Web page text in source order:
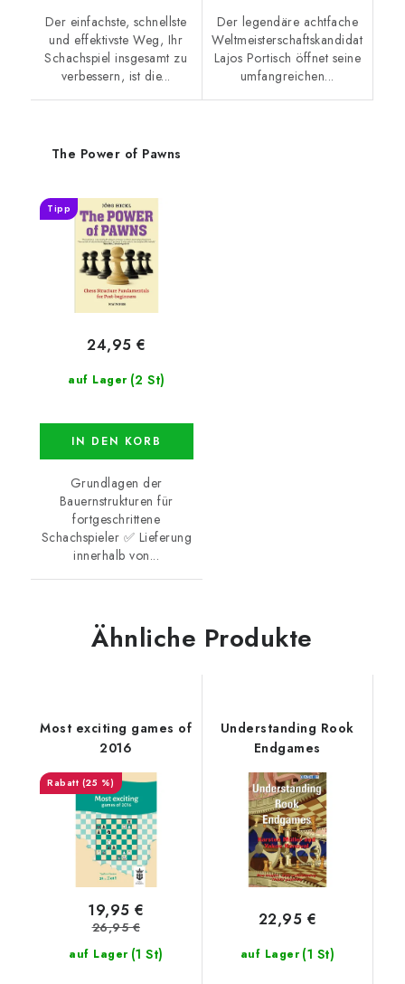
Der einfachste, schnellste
und effektivste Weg, Ihr
Schachspiel insgesamt zu
verbessern, ist die...
Der legendäre achtfache
Weltmeisterschaftskandidat
Lajos Portisch öffnet seine
umfangreichen...
The Power of Pawns
Tipp
auf Lager (2 St)
24,95 €
IN DEN KORB
Grundlagen der
Bauernstrukturen für
fortgeschrittene
Schachspieler ✅ Lieferung
innerhalb von...
Ähnliche Produkte
Most exciting games of
2016
(25 %)
auf Lager (1 St)
19,95 €
26,95 €
Understanding Rook
Endgames
auf Lager (1 St)
22,95 €